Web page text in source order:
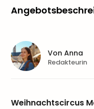
Weihnachtscircus
Von Anna
Redakteurin